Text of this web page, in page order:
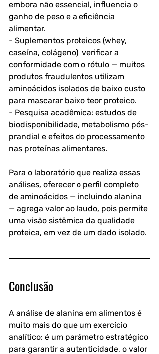
embora não essencial, influencia o
ganho de peso e a eficiência
alimentar.
- Suplementos proteicos (whey,
caseína, colágeno): verificar a
conformidade com o rótulo — muitos
produtos fraudulentos utilizam
aminoácidos isolados de baixo custo
para mascarar baixo teor proteico.
- Pesquisa acadêmica: estudos de
biodisponibilidade, metabolismo pós-
prandial e efeitos do processamento
nas proteínas alimentares.
Para o laboratório que realiza essas
análises, oferecer o perfil completo
de aminoácidos — incluindo alanina
— agrega valor ao laudo, pois permite
uma visão sistêmica da qualidade
proteica, em vez de um dado isolado.
Conclusão
A análise de alanina em alimentos é
muito mais do que um exercício
analítico: é um parâmetro estratégico
para garantir a autenticidade, o valor